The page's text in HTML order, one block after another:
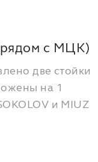
с МЦК)
две стойки
на 1
и MIUZ